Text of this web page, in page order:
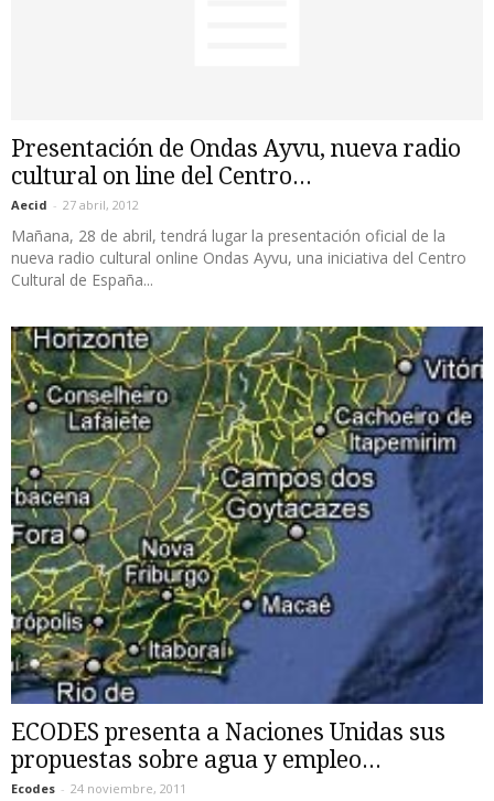
Presentación de Ondas Ayvu, nueva radio
cultural on line del Centro...
Aecid - 27 abril, 2012
Mañana, 28 de abril, tendrá lugar la presentación oficial de la
nueva radio cultural online Ondas Ayvu, una iniciativa del Centro
Cultural de España...
ECODES presenta a Naciones Unidas sus
propuestas sobre agua y empleo...
Ecodes - 24 noviembre, 2011